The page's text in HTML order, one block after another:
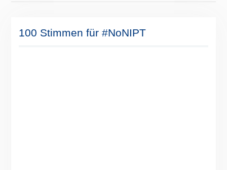
100 Stimmen für #NoNIPT